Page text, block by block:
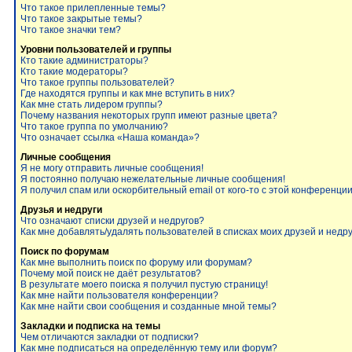
Что такое прилепленные темы?
Что такое закрытые темы?
Что такое значки тем?
Уровни пользователей и группы
Кто такие администраторы?
Кто такие модераторы?
Что такое группы пользователей?
Где находятся группы и как мне вступить в них?
Как мне стать лидером группы?
Почему названия некоторых групп имеют разные цвета?
Что такое группа по умолчанию?
Что означает ссылка «Наша команда»?
Личные сообщения
Я не могу отправить личные сообщения!
Я постоянно получаю нежелательные личные сообщения!
Я получил спам или оскорбительный email от кого-то с этой
Друзья и недруги
Что означают списки друзей и недругов?
Как мне добавлять/удалять пользователей в списках моих друзей и
Поиск по форумам
Как мне выполнить поиск по форуму или форумам?
Почему мой поиск не даёт результатов?
В результате моего поиска я получил пустую страницу!
Как мне найти пользователя конференции?
Как мне найти свои сообщения и созданные мной темы?
Закладки и подписка на темы
Чем отличаются закладки от подписки?
Как мне подписаться на определённую тему или форум?